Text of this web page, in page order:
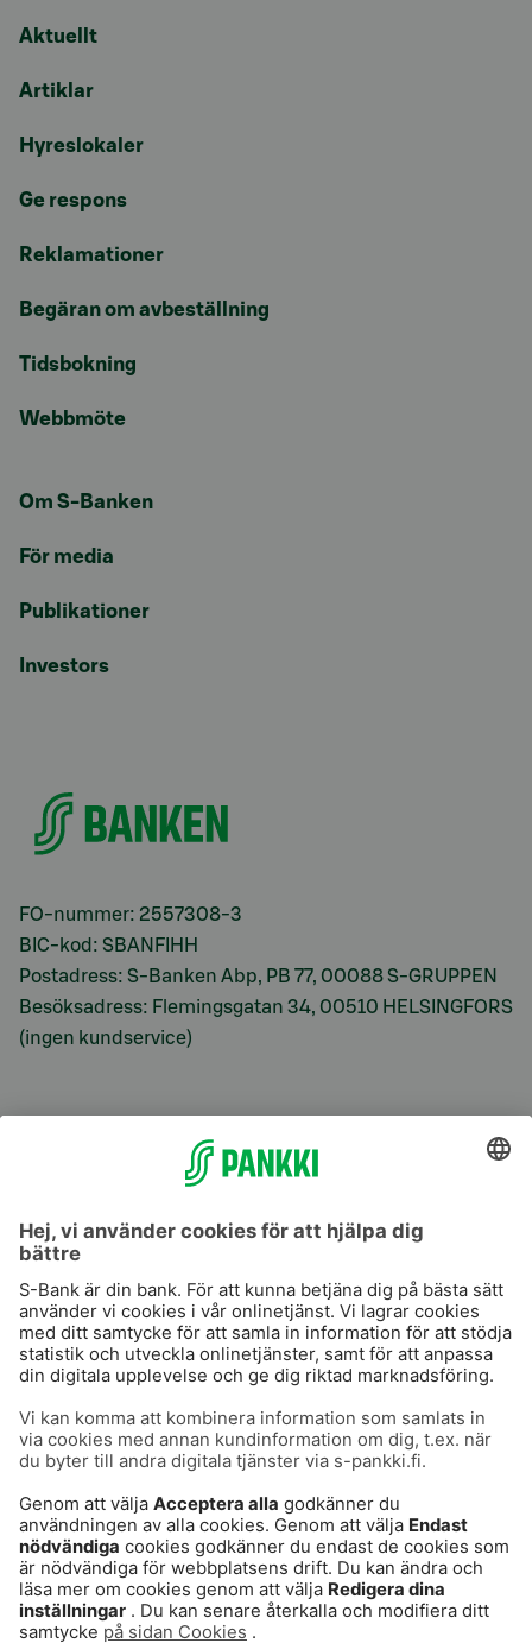
Aktuellt
Artiklar
Hyreslokaler
Ge respons
Reklamationer
Begäran om avbeställning
Tidsbokning
Webbmöte
Om S-Banken
För media
Publikationer
Investors
FO-nummer: 2557308-3
BIC-kod: SBANFIHH
Postadress: S-Banken Abp, PB 77, 00088 S-GRUPPEN
Besöksadress: Flemingsgatan 34, 00510 HELSINGFORS
(ingen kundservice)
S-Prime
Användarvillkor
Dataskydd
Cookies
Tillgänglighetsutlåtande